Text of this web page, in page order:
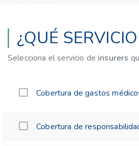
¿QUÉ
Selecciona el servicio de insurers
Cobertura de gastos
Cobertura de